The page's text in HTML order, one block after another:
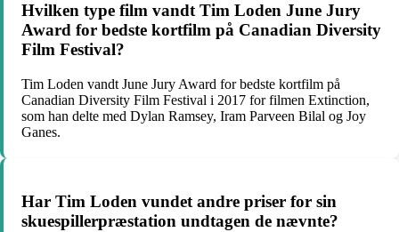
Hvilken type film vandt Tim Loden June Jury
Award for bedste kortfilm på Canadian Diversity
Film Festival?
Tim Loden vandt June Jury Award for bedste kortfilm på
Canadian Diversity Film Festival i 2017 for filmen Extinction,
som han delte med Dylan Ramsey, Iram Parveen Bilal og Joy
Ganes.
Har Tim Loden vundet andre priser for sin
skuespillerpræstation undtagen de nævnte?